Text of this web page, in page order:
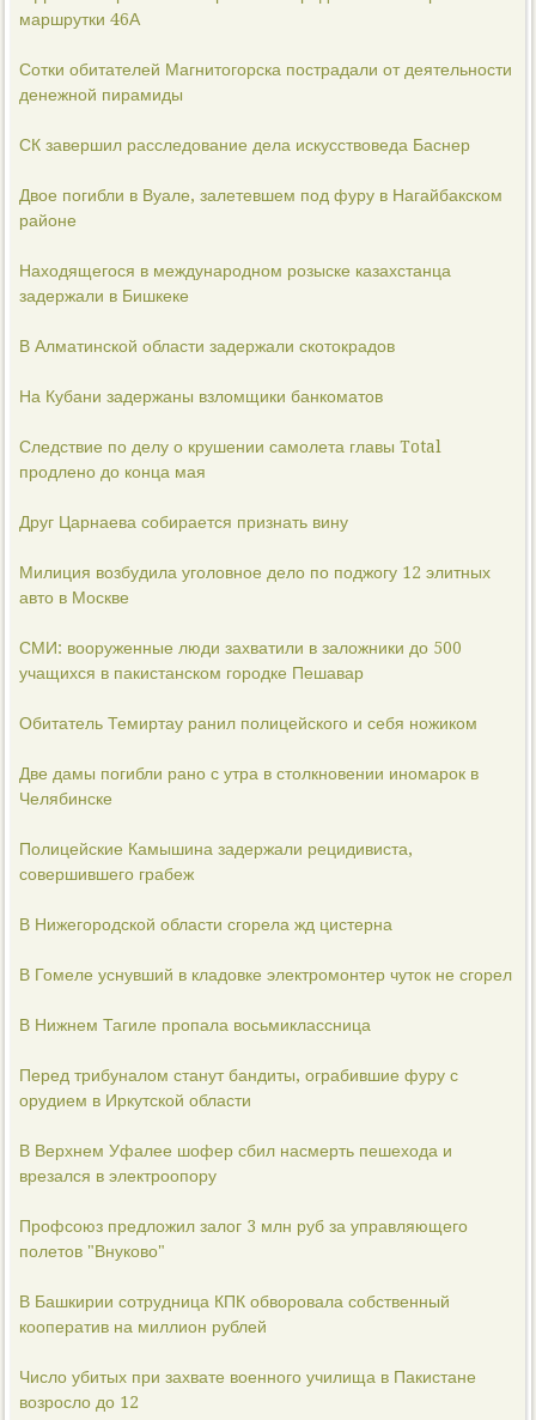
маршрутки 46А
Сотки обитателей Магнитогорска пострадали от деятельности
денежной пирамиды
СК завершил расследование дела искусствоведа Баснер
Двое погибли в Вуале, залетевшем под фуру в Нагайбакском
районе
Находящегося в международном розыске казахстанца
задержали в Бишкеке
В Алматинской области задержали скотокрадов
На Кубани задержаны взломщики банкоматов
Следствие по делу о крушении самолета главы Total
продлено до конца мая
Друг Царнаева собирается признать вину
Милиция возбудила уголовное дело по поджогу 12 элитных
авто в Москве
СМИ: вооруженные люди захватили в заложники до 500
учащихся в пакистанском городке Пешавар
Обитатель Темиртау ранил полицейского и себя ножиком
Две дамы погибли рано с утра в столкновении иномарок в
Челябинске
Полицейские Камышина задержали рецидивиста,
совершившего грабеж
В Нижегородской области сгорела жд цистерна
В Гомеле уснувший в кладовке электромонтер чуток не сгорел
В Нижнем Тагиле пропала восьмиклассница
Перед трибуналом станут бандиты, ограбившие фуру с
орудием в Иркутской области
В Верхнем Уфалее шофер сбил насмерть пешехода и
врезался в электроопору
Профсоюз предложил залог 3 млн руб за управляющего
полетов "Внуково"
В Башкирии сотрудница КПК обворовала собственный
кооператив на миллион рублей
Число убитых при захвате военного училища в Пакистане
возросло до 12